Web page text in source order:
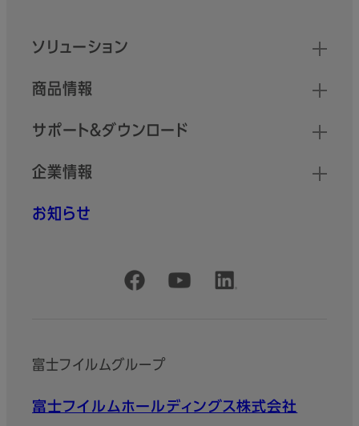
クイックリンク
ソリューション
商品情報
サポート＆ダウンロード
企業情報
お知らせ
公式SNSアカウント
富士フイルムグループ
富士フイルムホールディングス株式会社